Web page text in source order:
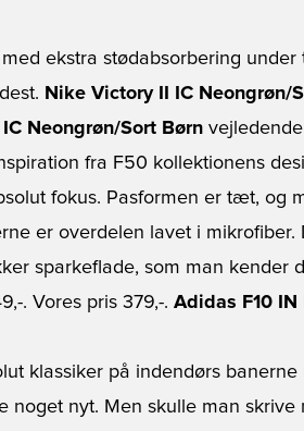
ekstra stødabsorbering
Nike Victory II IC Neongrøn/
Neongrøn/Sort Børn
fra F50 kollektionens
fokus. Pasformen er tæt, og
er overdelen lavet i mikrofiber.
sparkeflade, som man kender
. Vores pris 379,-. Adidas F10 IN
klassiker på indendørs
noget nyt. Men skulle man skrive